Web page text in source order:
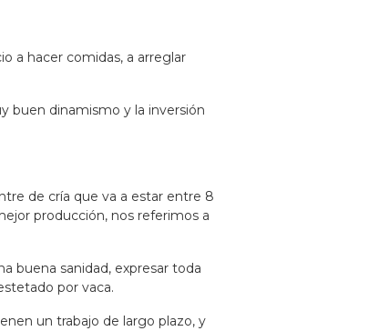
a hacer comidas, a arreglar
buen dinamismo y la inversión
de cría que va a estar entre 8
producción, nos referimos a
buena sanidad, expresar toda
por vaca.
un trabajo de largo plazo, y